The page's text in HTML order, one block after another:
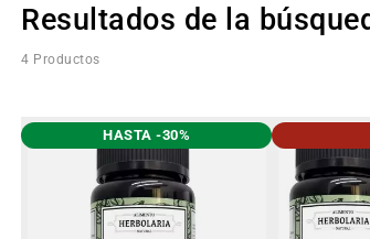
Resultados de la
4 Productos
HASTA -30%